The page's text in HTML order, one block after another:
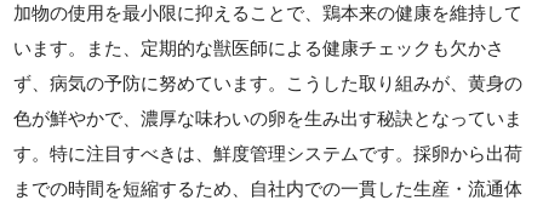
加物の使用を最小限に抑えることで、鶏本来の健康を維持して
います。また、定期的な獣医師による健康チェックも欠かさ
ず、病気の予防に努めています。こうした取り組みが、黄身の
色が鮮やかで、濃厚な味わいの卵を生み出す秘訣となっていま
す。特に注目すべきは、鮮度管理システムです。採卵から出荷
までの時間を短縮するため、自社内での一貫した生産・流通体